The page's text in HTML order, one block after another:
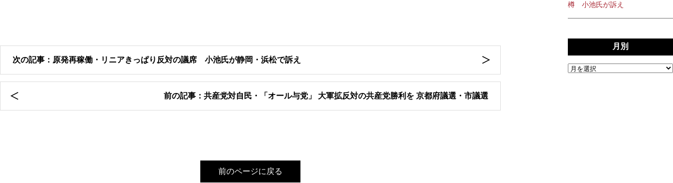
次の記事：原発再稼働・リニアきっぱり反対の議席 小池氏が静岡・浜松で訴え
前の記事：共産党対自民・「オール与党」 大軍拡反対の共産党勝利を 京都府議選・市議選
前のページに戻る
樽 小池氏が訴え
月別